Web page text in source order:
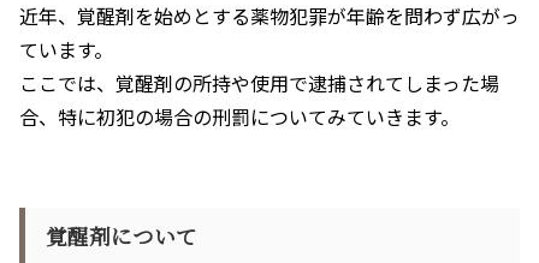
近年、覚醒剤を始めとする薬物犯罪が年齢を問わず広がっ
ています。
ここでは、覚醒剤の所持や使用で逮捕されてしまった場
合、特に初犯の場合の刑罰についてみていきます。
覚醒剤について